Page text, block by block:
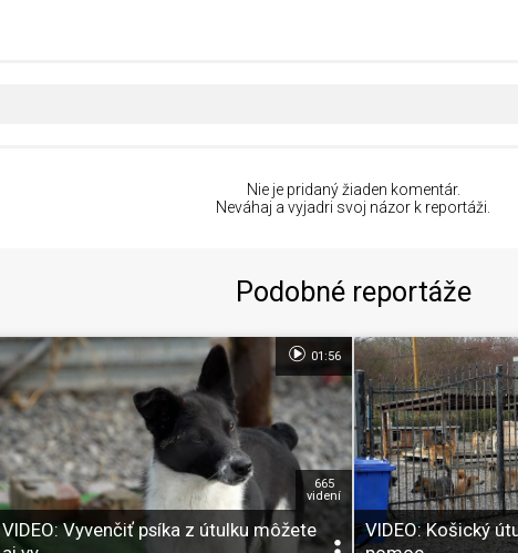
Nie je pridaný žiaden komentár.
Neváhaj a vyjadri svoj názor k reportáži.
Podobné reportáže
VIDEO: Vyvenčiť psíka z útulku môžete
665
videní
01:56
VIDEO: Košický